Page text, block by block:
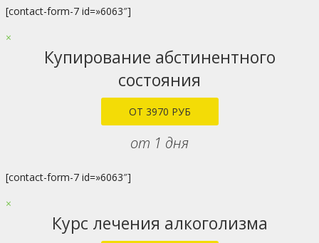
[contact-form-7 id=»6063″]
×
Купирование абстинентного
состояния
ОТ 3970 РУБ
от 1 дня
[contact-form-7 id=»6063″]
×
Курс лечения алкоголизма